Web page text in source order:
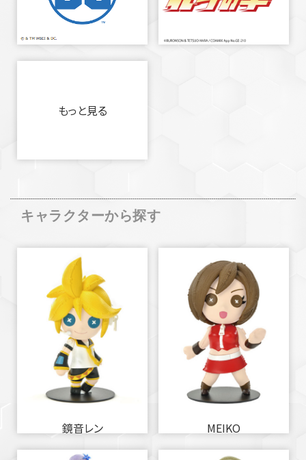
もっと見る
キャラクターから探す
鏡音レン MEIKO